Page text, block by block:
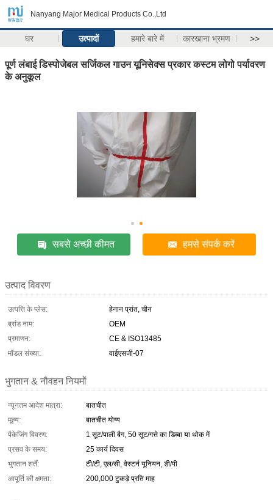
Nanyang Major Medical Products Co.,Ltd
घर उत्पादों हमारे बारे में कारखाना भ्रमण >>
पूर्ण लंबाई डिस्पोजेबल सर्जिकल गाउन यूनिसेक्स प्रकार कस्टम लोगो पर्यावरण
के अनुकूल
सबसे अच्छी कीमत हमसे संपर्क करें
उत्पाद विवरण
उत्पत्ति के प्लेस:
हेनान प्रांत, चीन
ब्रांड नाम:
OEM
प्रमाणन:
CE & ISO13485
मॉडल संख्या:
वाईएसजी-07
भुगतान & नौवहन नियमों
न्यूनतम आदेश मात्रा:
बातचीत
मूल्य:
बातचीत योग्य
पैकेजिंग विवरण:
1 सूट/पाली बैग, 50 सूट/गत्ते का डिब्बा या थोक में
प्रसव के समय:
25 कार्य दिवस
भुगतान शर्तें:
टी/टी, एल/सी, वेस्टर्न यूनियन, डी/पी
आपूर्ति की क्षमता:
200,000 टुकड़े प्रति माह